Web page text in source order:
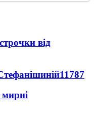
від
11787
мирні